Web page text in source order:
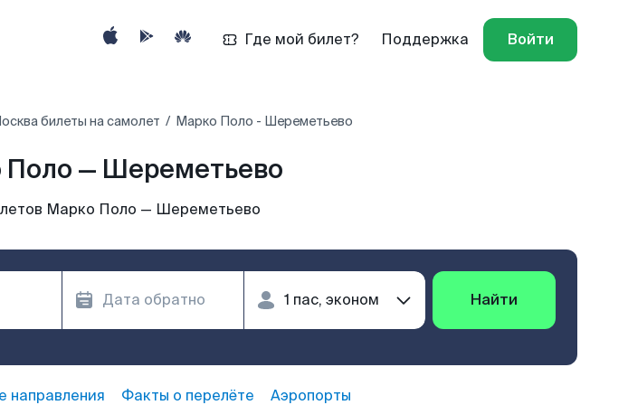
Где мой билет? Поддержка Войти
билеты на самолет Марко Поло - Шереметьево
— Шереметьево
Марко Поло — Шереметьево
Найти
направления Факты о перелёте Аэропорты